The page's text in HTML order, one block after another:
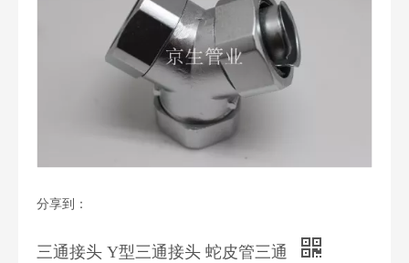
分享到：
三通接头 Y型三通接头 蛇皮管三通